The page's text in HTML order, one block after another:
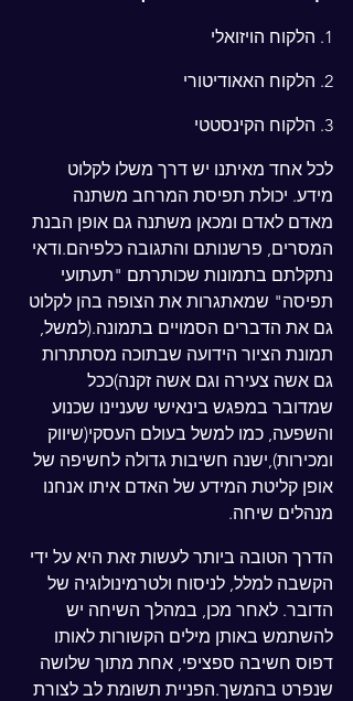
1. הלקוח הויזואלי
2. הלקוח האאודיטורי
3. הלקוח הקינסטטי
לכל אחד מאיתנו יש דרך משלו לקלוט
מידע. יכולת תפיסת המרחב משתנה
מאדם לאדם ומכאן משתנה גם אופן הבנת
המסרים, פרשנותם והתגובה כלפיהם.ודאי
נתקלתם בתמונות שכותרתם "תעתועי
תפיסה" שמאתגרות את הצופה בהן לקלוט
גם את הדברים הסמויים בתמונה.(למשל,
תמונת הציור הידועה שבתוכה מסתתרות
גם אשה צעירה וגם אשה זקנה)ככל
שמדובר במפגש בינאישי שעניינו שכנוע
והשפעה, כמו למשל בעולם העסקי(שיווק
ומכירות),ישנה חשיבות גדולה לחשיפה של
אופן קליטת המידע של האדם איתו אנחנו
מנהלים שיחה.
הדרך הטובה ביותר לעשות זאת היא על ידי
הקשבה למלל, לניסוח ולטרמינולוגיה של
הדובר. לאחר מכן, במהלך השיחה יש
להשתמש באותן מילים הקשורות לאותו
דפוס חשיבה ספציפי, אחת מתוך שלושה
שנפרט בהמשך.הפניית תשומת לב לצורת